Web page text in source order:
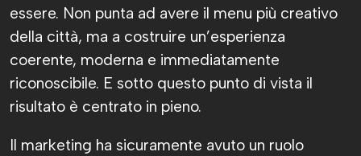
essere. Non punta ad avere il menu più creativo
della città, ma a costruire un’esperienza
coerente, moderna e immediatamente
riconoscibile. E sotto questo punto di vista il
risultato è centrato in pieno.
Il marketing ha sicuramente avuto un ruolo